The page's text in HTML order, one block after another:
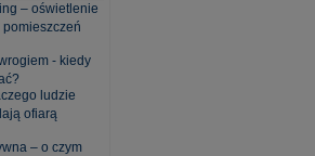
– oświetlenie
- kiedy
ludzie
ofiarą
– o czym